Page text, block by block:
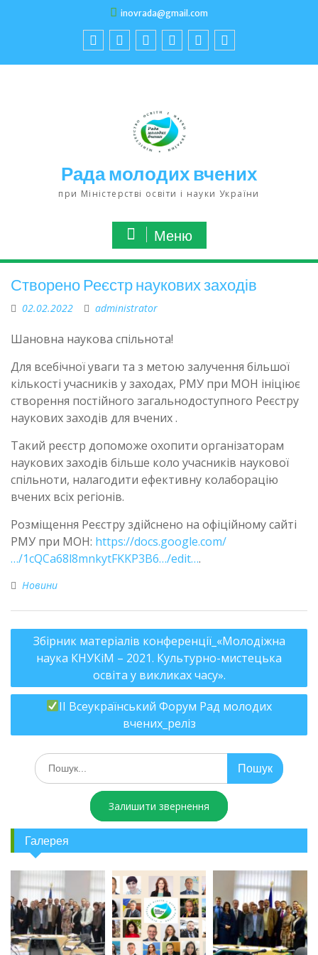
inovrada@gmail.com
Рада молодих вчених
при Міністерстві освіти і науки України
Меню
Створено Реєстр наукових заходів
02.02.2022 administrator
Шановна наукова спільнота!
Для всебічної уваги та з метою залучення більшої
кількості учасників у заходах, РМУ при МОН ініціює
створення постійного загальнодоступного Реєстру
наукових заходів для вчених .
Такий реєстр допоможе охопити організаторам
наукових заходів більше коло учасників наукової
спільноти, налагодити ефективну колаборацію
вчених всіх регіонів.
Розміщення Реєстру здійснено на офіційному сайті
РМУ при МОН: https://docs.google.com/
…/1cQCa68l8mnkytFKKP3B6…/edit….
Новини
Збірник матеріалів конференції_«Молодіжна
наука КНУКіМ – 2021. Культурно-мистецька
освіта у викликах часу».
ІІ Всеукраїнський Форум Рад молодих
вчених_реліз
Залишити звернення
Галерея